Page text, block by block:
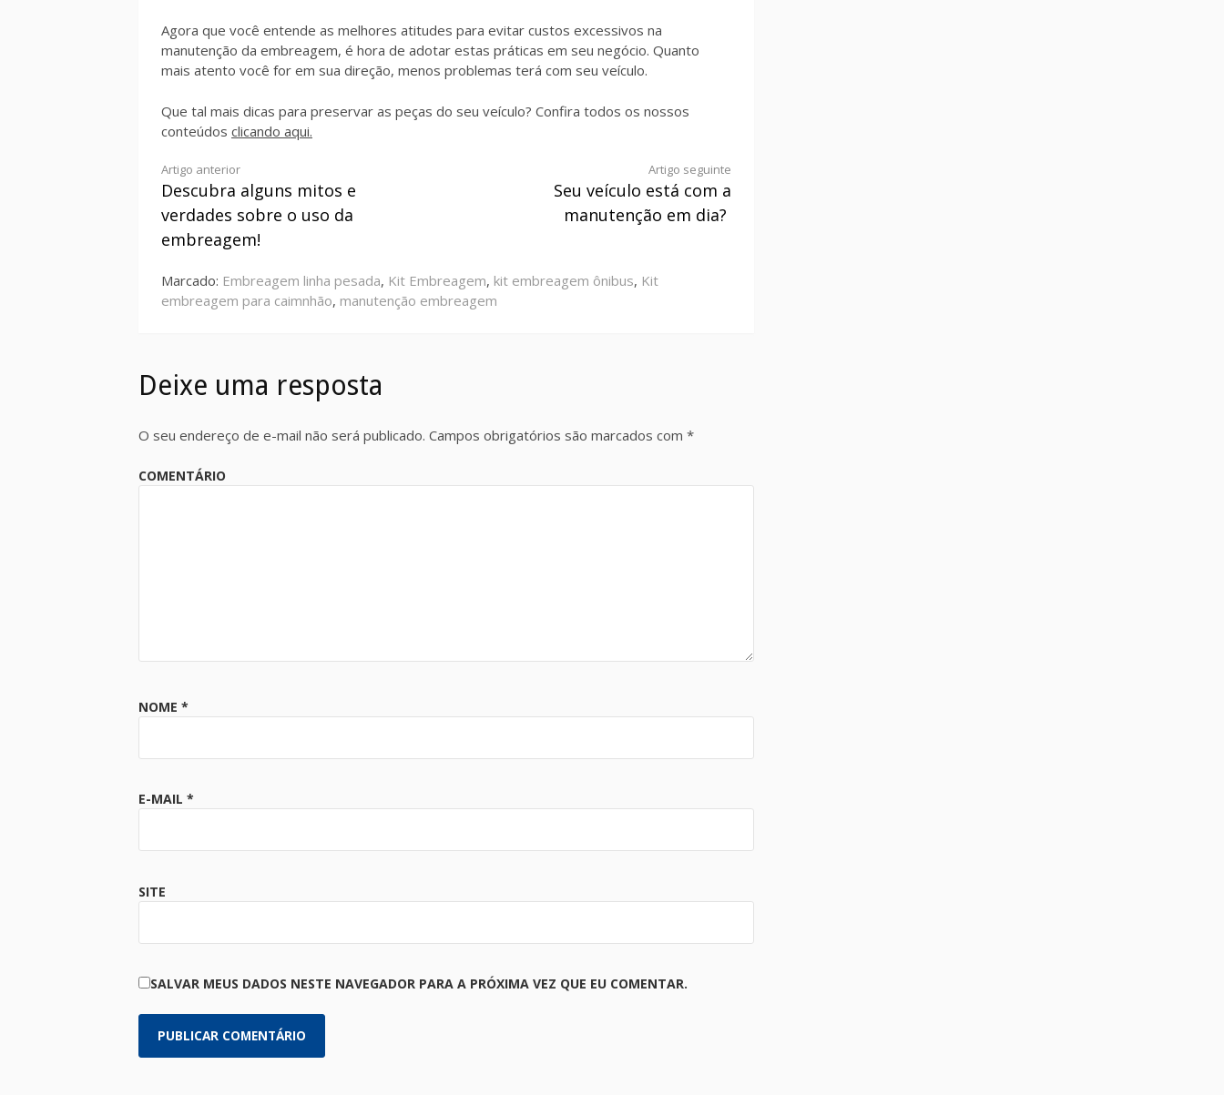
Agora que você entende as melhores atitudes para evitar custos excessivos na
manutenção da embreagem, é hora de adotar estas práticas em seu negócio. Quanto
mais atento você for em sua direção, menos problemas terá com seu veículo.
Que tal mais dicas para preservar as peças do seu veículo? Confira todos os nossos
conteúdos clicando aqui.
Continue
lendo
Artigo anterior
Descubra alguns mitos e
verdades sobre o uso da
embreagem!
Artigo seguinte
Seu veículo está com a
manutenção em dia?
Marcado: Embreagem linha pesada, Kit Embreagem, kit embreagem ônibus, Kit
embreagem para caimnhão, manutenção embreagem
Deixe uma resposta
O seu endereço de e-mail não será publicado. Campos obrigatórios são marcados com *
COMENTÁRIO
NOME *
E-MAIL *
SITE
SALVAR MEUS DADOS NESTE NAVEGADOR PARA A PRÓXIMA VEZ QUE EU COMENTAR.